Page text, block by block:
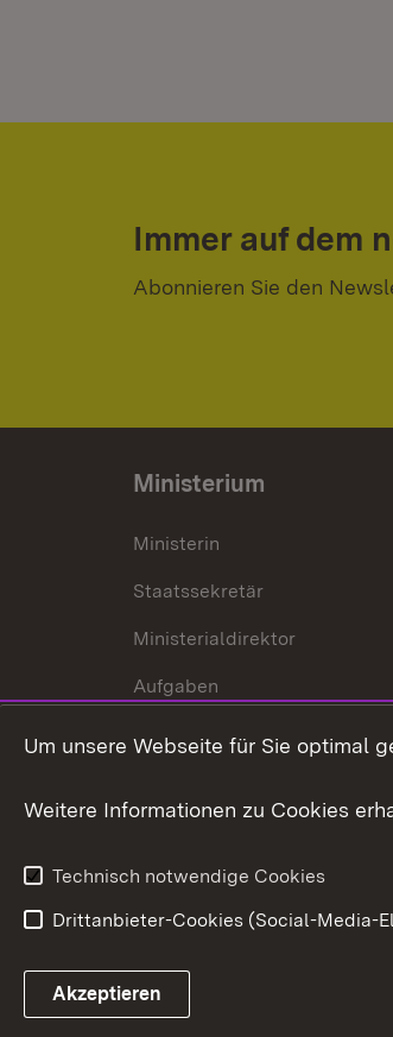
Immer auf dem
Abonnieren Sie den
Ministerium
Ministerin
Staatssekretär
Ministerialdirektor
Aufgaben
Internationale
Link zum Landesportal
Um unsere Webseite für Sie optimal
Weitere Informationen zu Cookies
Technisch notwendige Cookies
Drittanbieter-Cookies (Social-Media-
Akzeptieren